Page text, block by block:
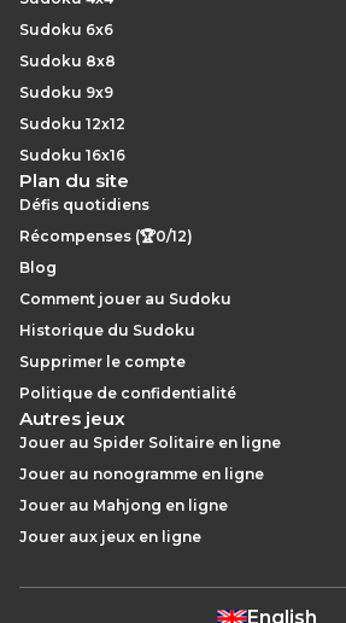
Sudoku 6x6
Sudoku 8x8
Sudoku 9x9
Sudoku 12x12
Sudoku 16x16
Plan du site
Défis quotidiens
Récompenses (🏆0/12)
Blog
Comment jouer au Sudoku
Historique du Sudoku
Supprimer le compte
Politique de confidentialité
Autres jeux
Jouer au Spider Solitaire en ligne
Jouer au nonogramme en ligne
Jouer au Mahjong en ligne
Jouer aux jeux en ligne
English